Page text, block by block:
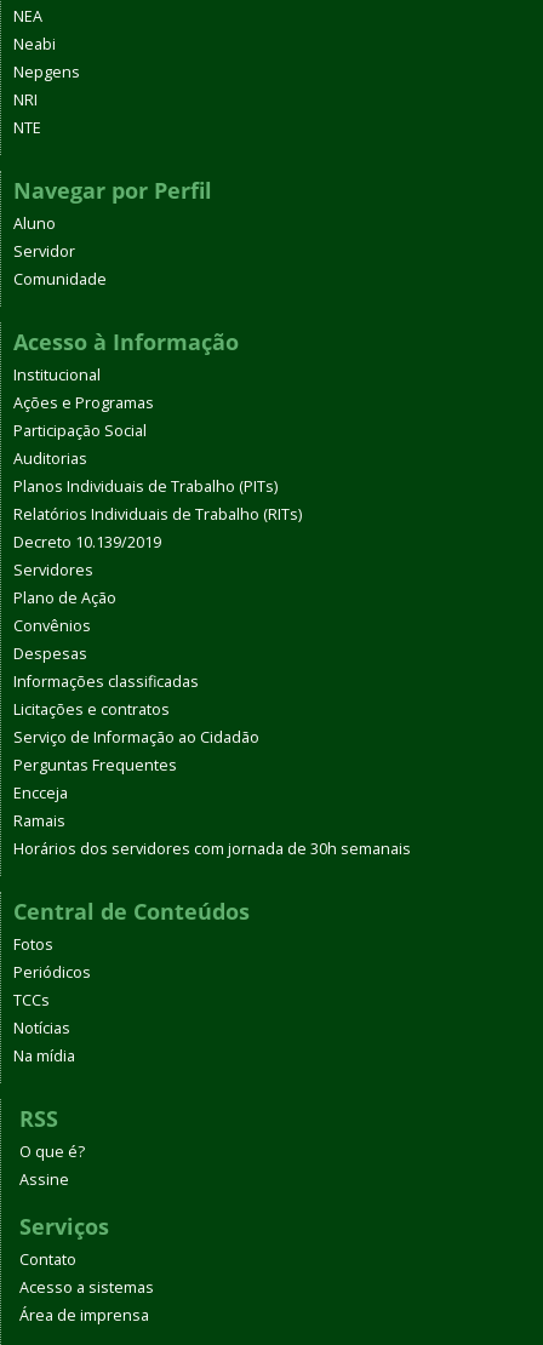
NEA
Neabi
Nepgens
NRI
NTE
Navegar por Perfil
Aluno
Servidor
Comunidade
Acesso à Informação
Institucional
Ações e Programas
Participação Social
Auditorias
Planos Individuais de Trabalho (PITs)
Relatórios Individuais de Trabalho (RITs)
Decreto 10.139/2019
Servidores
Plano de Ação
Convênios
Despesas
Informações classificadas
Licitações e contratos
Serviço de Informação ao Cidadão
Perguntas Frequentes
Encceja
Ramais
Horários dos servidores com jornada de 30h semanais
Central de Conteúdos
Fotos
Periódicos
TCCs
Notícias
Na mídia
RSS
O que é?
Assine
Serviços
Contato
Acesso a sistemas
Área de imprensa